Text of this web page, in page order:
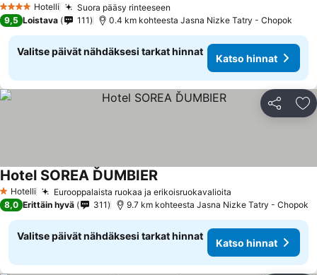
4 Tähtiluokitus
Hotelli Suora pääsy rinteeseen
9,5 Loistava 111 0.4 km kohteesta Jasna Nizke Tatry - Chopok
Valitse päivät nähdäksesi tarkat hinnat
Katso hinnat
Jaa
1 Tähtiluokitus
Hotelli Eurooppalaista ruokaa ja erikoisruokavalioita
Hotel SOREA ĎUMBIER
8,0 Erittäin hyvä 311 9.7 km kohteesta Jasna Nizke Tatry - Chopok
Valitse päivät nähdäksesi tarkat hinnat
Katso hinnat